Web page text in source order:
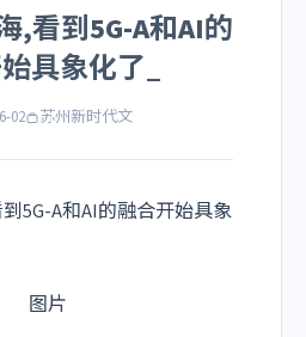
,看到5G-A和AI的
具象化了_
02 苏州新时代文